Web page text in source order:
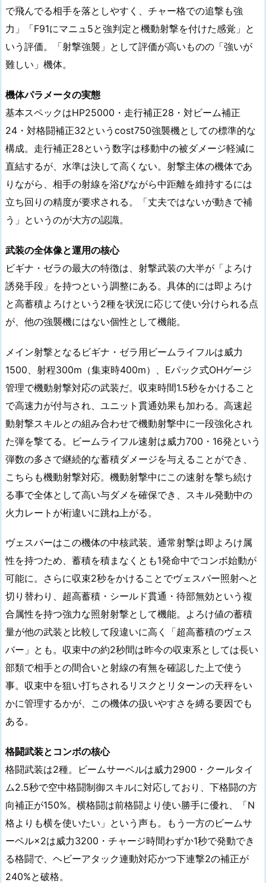
で飛んでる相手を落としやすく、チャー格での追撃も強
力」「F91にマニュ5と強判定と機動射撃を付けた感覚」と
いう評価。「射撃強襲」として評価が高いものの「強いが
難しい」機体。
機体パラメータの実態
基本スペックはHP25000・走行補正28・対ビーム補正
24・対格闘補正32というcost750強襲機としての標準的な
構成。走行補正28という数字は移動中の被ダメージ軽減に
直結するが、水準は決して高くない。射撃主体の機体であ
りながら、相手の射線を浴びながら中距離を維持するには
立ち回りの精度が要求される。「丈夫ではないが動きで補
う」というのが大方の認識。
武装の全体像と運用の核心
ビギナ・ゼラの最大の特徴は、射撃武装の大半が「よろけ
誘発手段」を持つという調整にある。具体的には即よろけ
と高蓄積よろけという2種を状況に応じて使い分けられる点
が、他の強襲機にはない個性として機能。
メイン射撃となるビギナ・ゼラ用ビームライフルは威力
1500、射程300m（集束時400m）、Eパック式OHゲージ
管理で機動射撃対応の武装だ。収束時間1.5秒をかけること
で高速力が付与され、ユニット貫通効果も加わる。高速起
動射撃スキルとの組み合わせで機動射撃中に一段強化され
た弾を撃てる。ビームライフル速射は威力700・16発という
弾数の多さで継続的な蓄積ダメージを与えることができ、
こちらも機動射撃対応。機動射撃中にこの速射を撃ち続け
る事で全体として高い与ダメを確保でき、スキル発動中の
火力レートが桁違いに跳ね上がる。
ヴェスバーはこの機体の中核武装。通常射撃は即よろけ属
性を持つため、蓄積を積まなくとも1発命中でコンボ始動が
可能に。さらに収束2秒をかけることでヴェスバー照射へと
切り替わり、超高蓄積・シールド貫通・待部無効という複
合属性を持つ強力な照射射撃として機能。よろけ値の蓄積
量が他の武装と比較して段違いに高く「超高蓄積のヴェス
バー」とも。収束中の約2秒間は昨今の収束系としては長い
部類で相手との間合いと射線の有無を確認した上で使う
事。収束中を狙い打ちされるリスクとリターンの天秤をい
かに管理するかが、この機体の扱いやすさを縛る要因でも
ある。
格闘武装とコンボの核心
格闘武装は2種。ビームサーベルは威力2900・クールタイ
ム2.5秒で空中格闘制御スキルに対応しており、下格闘の方
向補正が150%。横格闘は前格闘より使い勝手に優れ、「N
格よりも横を使いたい」という声も。もう一方のビームサ
ーベル×2は威力3200・チャージ時間わずか1秒で発動でき
る格闘で、ヘビーアタック連動対応かつ下連撃2の補正が
240%と破格。